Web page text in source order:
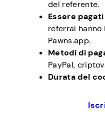
del referente.
Essere pagati
referral hanno
Pawns.app.
Metodi di
PayPal,
Durata del